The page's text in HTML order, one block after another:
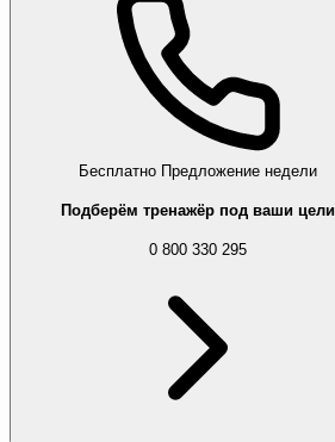
Бесплатно Предложение недели
Подберём тренажёр под ваши цели
0 800 330 295